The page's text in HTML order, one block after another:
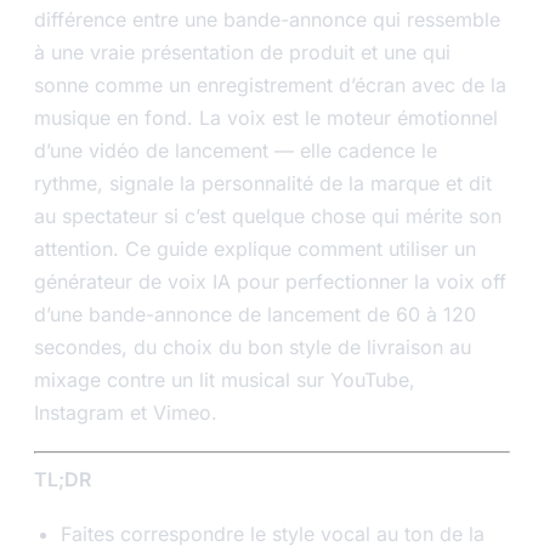
différence entre une bande-annonce qui ressemble
à une vraie présentation de produit et une qui
sonne comme un enregistrement d’écran avec de la
musique en fond. La voix est le moteur émotionnel
d’une vidéo de lancement — elle cadence le
rythme, signale la personnalité de la marque et dit
au spectateur si c’est quelque chose qui mérite son
attention. Ce guide explique comment utiliser un
générateur de voix IA pour perfectionner la voix off
d’une bande-annonce de lancement de 60 à 120
secondes, du choix du bon style de livraison au
mixage contre un lit musical sur YouTube,
Instagram et Vimeo.
TL;DR
Faites correspondre le style vocal au ton de la